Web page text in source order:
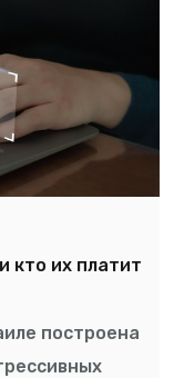
кто их платит
построена